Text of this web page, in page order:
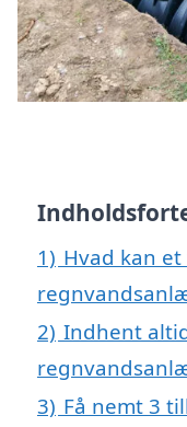
1) Hvad kan
2) Indhent
3) Få nemt 3